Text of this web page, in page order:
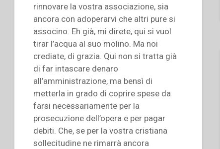
rinnovare la vostra associazione, sia
ancora con adoperarvi che altri pure si
associno. Eh già, mi direte, qui si vuol
tirar l’acqua al suo molino. Ma noi
crediate, di grazia. Qui non si tratta già
di far intascare denaro
all’amministrazione, ma bensì di
metterla in grado di coprire spese da
farsi necessariamente per la
prosecuzione dell’opera e per pagar
debiti. Che, se per la vostra cristiana
sollecitudine ne rimarrà ancora